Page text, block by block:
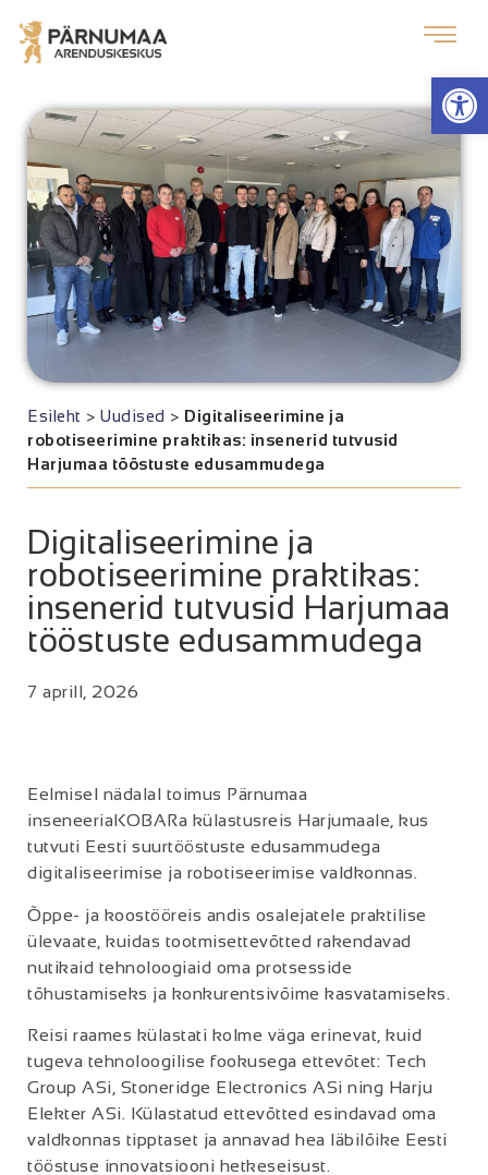
Esileht > Uudised > Digitaliseerimine ja
robotiseerimine praktikas: insenerid tutvusid
Harjumaa tööstuste edusammudega
Digitaliseerimine ja
robotiseerimine praktikas:
insenerid tutvusid Harjumaa
tööstuste edusammudega
7 aprill, 2026
Eelmisel nädalal toimus Pärnumaa
inseneeriaKOBARa külastusreis Harjumaale, kus
tutvuti Eesti suurtööstuste edusammudega
digitaliseerimise ja robotiseerimise valdkonnas.
Õppe- ja koostööreis andis osalejatele praktilise
ülevaate, kuidas tootmisettevõtted rakendavad
nutikaid tehnoloogiaid oma protsesside
tõhustamiseks ja konkurentsivõime kasvatamiseks.
Reisi raames külastati kolme väga erinevat, kuid
tugeva tehnoloogilise fookusega ettevõtet: Tech
Group ASi, Stoneridge Electronics ASi ning Harju
Elekter ASi. Külastatud ettevõtted esindavad oma
valdkonnas tipptaset ja annavad hea läbilõike Eesti
tööstuse innovatsiooni hetkeseisust.